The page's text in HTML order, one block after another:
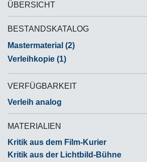
ÜBERSICHT
BESTANDSKATALOG
Mastermaterial (2)
Verleihkopie (1)
VERFÜGBARKEIT
Verleih analog
MATERIALIEN
Kritik aus dem Film-Kurier
Kritik aus der Lichtbild-Bühne